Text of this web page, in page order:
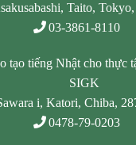
Taito, Tokyo,
03-3861-8110
tạo tiếng Nhật cho thực
SIGK
i, Katori, Chiba,
0478-79-0203